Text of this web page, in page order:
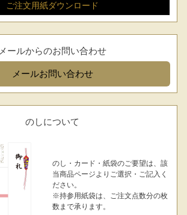
ご注文用紙ダウンロード
メールからのお問い合わせ
メールお問い合わせ
のしについて
のし・カード・紙袋のご要望は、該
当商品ページよりご選択・ご記入く
ださい。
※持参用紙袋は、ご注文点数分の枚
数まで承ります。